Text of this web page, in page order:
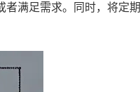
满足需求。同时，将定期